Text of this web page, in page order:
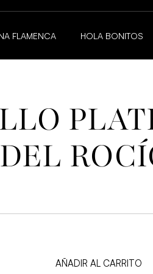
FLAMENCA HOLA BONITOS
AÑADIR AL CARRITO